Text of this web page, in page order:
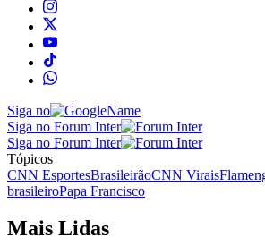
Siga no
Siga no Forum Inter
Siga no Forum Inter
Tópicos
CNN EsportesBrasileirãoCNN Virais
brasileiroPapa Francisco
Mais Lidas